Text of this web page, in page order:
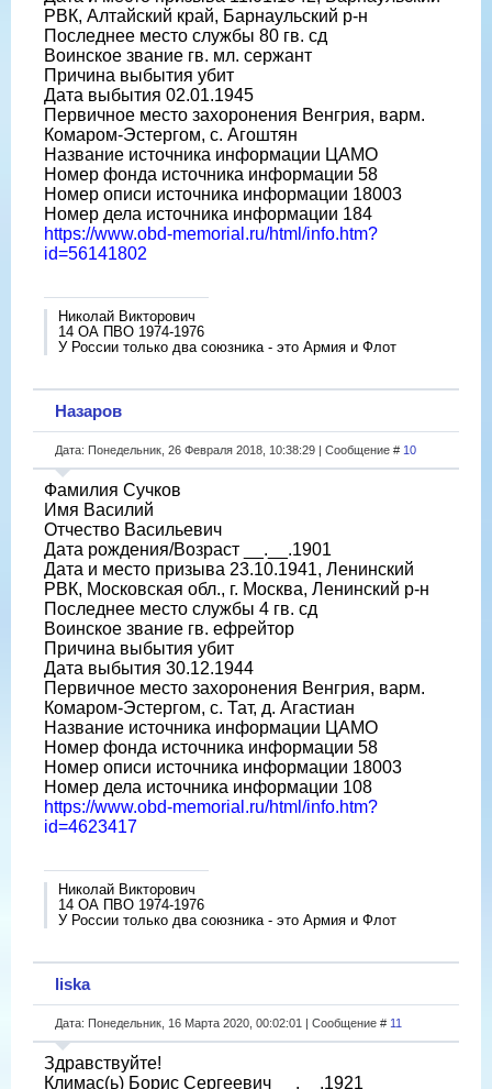
РВК, Алтайский край, Барнаульский р-н
Последнее место службы 80 гв. сд
Воинское звание гв. мл. сержант
Причина выбытия убит
Дата выбытия 02.01.1945
Первичное место захоронения Венгрия, варм.
Комаром-Эстергом, с. Агоштян
Название источника информации ЦАМО
Номер фонда источника информации 58
Номер описи источника информации 18003
Номер дела источника информации 184
https://www.obd-memorial.ru/html/info.htm?
id=56141802
Николай Викторович
14 ОА ПВО 1974-1976
У России только два союзника - это Армия и Флот
Назаров
Дата: Понедельник, 26 Февраля 2018, 10:38:29 | Сообщение # 10
Фамилия Сучков
Имя Василий
Отчество Васильевич
Дата рождения/Возраст __.__.1901
Дата и место призыва 23.10.1941, Ленинский
РВК, Московская обл., г. Москва, Ленинский р-н
Последнее место службы 4 гв. сд
Воинское звание гв. ефрейтор
Причина выбытия убит
Дата выбытия 30.12.1944
Первичное место захоронения Венгрия, варм.
Комаром-Эстергом, с. Тат, д. Агастиан
Название источника информации ЦАМО
Номер фонда источника информации 58
Номер описи источника информации 18003
Номер дела источника информации 108
https://www.obd-memorial.ru/html/info.htm?
id=4623417
Николай Викторович
14 ОА ПВО 1974-1976
У России только два союзника - это Армия и Флот
liska
Дата: Понедельник, 16 Марта 2020, 00:02:01 | Сообщение # 11
Здравствуйте!
Климас(ь) Борис Сергеевич __.__.1921